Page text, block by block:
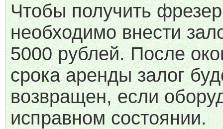
Чтобы получить
необходимо внести
5000 рублей. После
срока аренды залог
возвращен, если
исправном состоянии.